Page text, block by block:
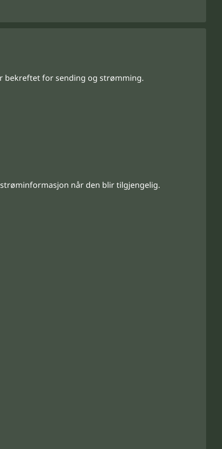
bekreftet for sending og strømming.
når den blir tilgjengelig.